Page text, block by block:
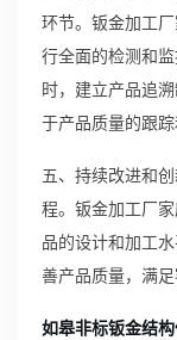
环节。钣金加工
行全面的检测和
时，建立产品追
于产品质量的跟踪
五、持续改进和
程。钣金加工厂
品的设计和加工
善产品质量，满足
如皋非标钣金结